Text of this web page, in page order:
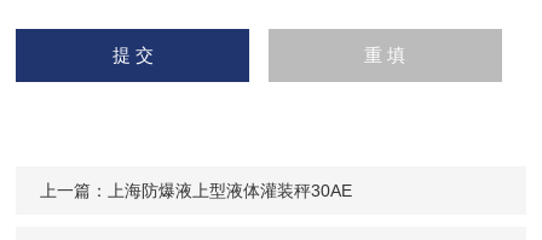
上一篇： 上海防爆液上型液体灌装秤30AE